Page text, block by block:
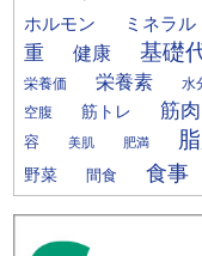
ホルモン ミネラル
重
健康 基礎
栄養価 栄養素 水
空腹 筋トレ 筋肉
容
美肌 肥満
野菜 間食 食事